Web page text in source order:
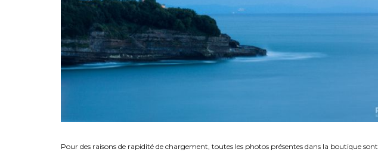
Pour des raisons de rapidité de chargement, toutes les photos présentes dans la boutique sont